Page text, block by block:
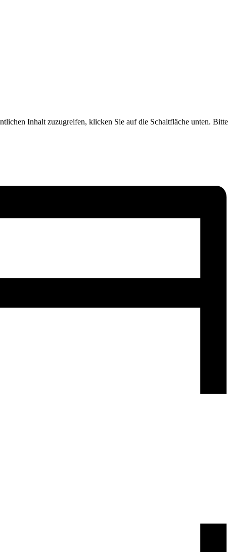
Inhalt zuzugreifen, klicken Sie auf die Schaltfläche unten.